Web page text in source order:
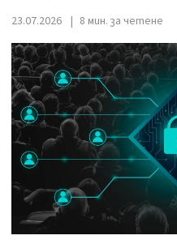
23.07.2026 8 мин. за четене